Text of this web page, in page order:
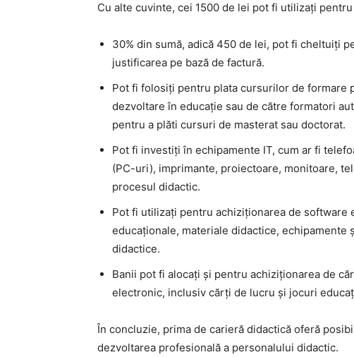
Cu alte cuvinte, cei 1500 de lei pot fi utilizați
30% din sumă, adică 450 de lei, pot fi cheltuiți
justificarea pe bază de factură.
Pot fi folosiți pentru plata cursurilor de
dezvoltare în educație sau de către formatori
pentru a plăti cursuri de masterat sau doctorat.
Pot fi investiți în echipamente IT, cum ar fi
(PC-uri), imprimante, proiectoare, monitoare,
procesul didactic.
Pot fi utilizați pentru achiziționarea de software
educaționale, materiale didactice,
didactice.
Banii pot fi alocați și pentru achiziționarea de
electronic, inclusiv cărți de lucru și jocuri
În concluzie, prima de carieră didactică oferă
dezvoltarea profesională a personalului didactic.